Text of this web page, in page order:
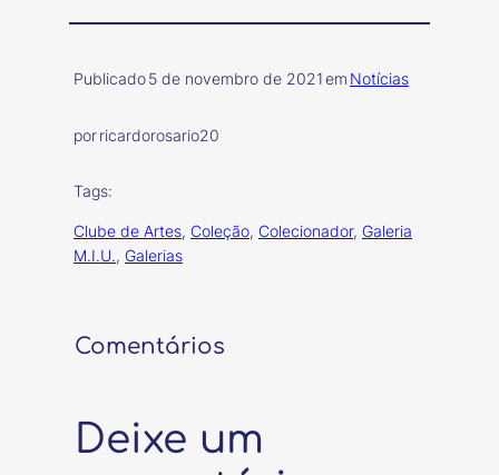
Publicado5 de novembro de 2021em Notícias
porricardorosario20
Tags:
Clube de Artes, Coleção, Colecionador, Galeria
M.I.U., Galerias
Comentários
Deixe um